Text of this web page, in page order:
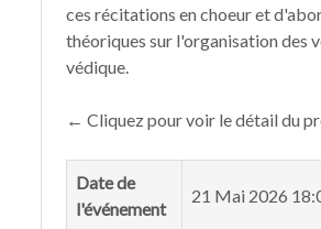
ces récitations en choeur et
théoriques sur l'organisation des
védique.
← Cliquez pour voir le détail du
Date de
l'événement
21 Mai 2026